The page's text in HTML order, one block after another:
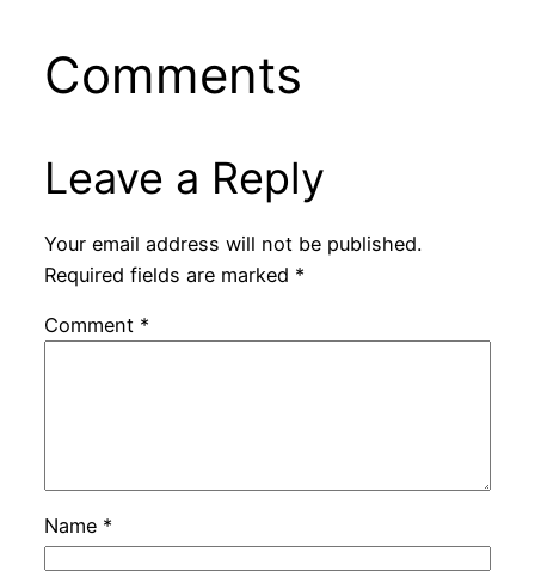
Comments
Leave a Reply
Your email address will not be published.
Required fields are marked *
Comment *
Name *